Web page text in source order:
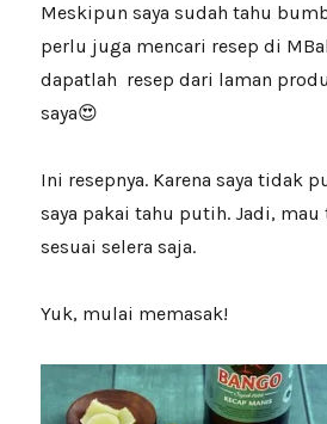
Meskipun saya sudah tahu
perlu juga mencari resep di
dapatlah resep dari laman
saya😍
Ini resepnya. Karena saya tidak
saya pakai tahu putih. Jadi,
sesuai selera saja.
Yuk, mulai memasak!